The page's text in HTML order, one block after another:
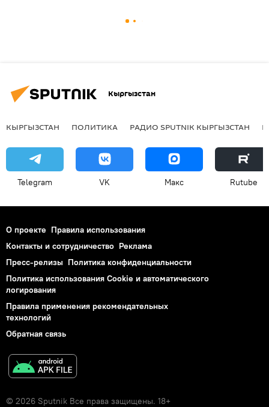
Кыргызстан
КЫРГЫЗСТАН ПОЛИТИКА РАДИО SPUTNIK КЫРГЫЗСТАН
Telegram VK Макс Rutube
О проекте Правила использования
Контакты и сотрудничество Реклама
Пресс-релизы Политика конфиденциальности
Политика использования Cookie и автоматического
логирования
Правила применения рекомендательных
технологий
Обратная связь
© 2026 Sputnik Все права защищены. 18+